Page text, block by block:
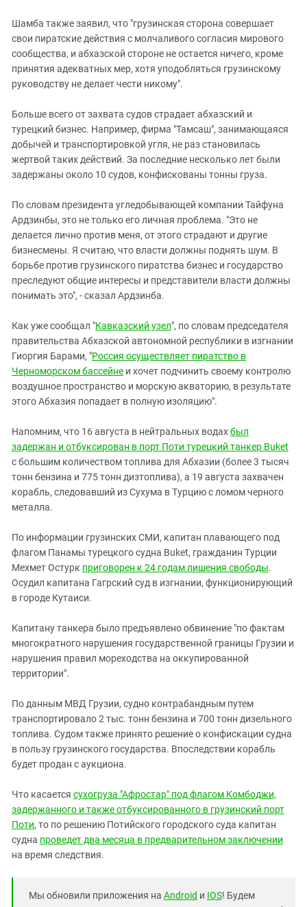
Шамба также заявил, что "грузинская сторона совершает
свои пиратские действия с молчаливого согласия мирового
сообщества, и абхазской стороне не остается ничего, кроме
принятия адекватных мер, хотя уподобляться грузинскому
руководству не делает чести никому".
Больше всего от захвата судов страдает абхазский и
турецкий бизнес. Например, фирма "Тамсаш", занимающаяся
добычей и транспортировкой угля, не раз становилась
жертвой таких действий. За последние несколько лет были
задержаны около 10 судов, конфискованы тонны груза.
По словам президента угледобывающей компании Тайфуна
Ардзинбы, это не только его личная проблема. "Это не
делается лично против меня, от этого страдают и другие
бизнесмены. Я считаю, что власти должны поднять шум. В
борьбе против грузинского пиратства бизнес и государство
преследуют общие интересы и представители власти должны
понимать это", - сказал Ардзинба.
Как уже сообщал "Кавказский узел", по словам председателя
правительства Абхазской автономной республики в изгнании
Гиоргия Барами, "Россия осуществляет пиратство в
Черноморском бассейне и хочет подчинить своему контролю
воздушное пространство и морскую акваторию, в результате
этого Абхазия попадает в полную изоляцию".
Напомним, что 16 августа в нейтральных водахбыл
задержан и отбуксирован в порт Поти турецкий танкер Buket
с большим количеством топлива для Абхазии (более 3 тысяч
тонн бензина и 775 тонн дизтоплива), а 19 августа захвачен
корабль, следовавший из Сухума в Турцию с ломом черного
металла.
По информации грузинских СМИ, капитан плавающего под
флагом Панамы турецкого судна Buket, гражданин Турции
Мехмет Остурк приговорен к 24 годам лишения свободы.
Осудил капитана Гагрский суд в изгнании, функционирующий
в городе Кутаиси.
Капитану танкера было предъявлено обвинение "по фактам
многократного нарушения государственной границы Грузии и
нарушения правил мореходства на оккупированной
территории".
По данным МВД Грузии, судно контрабандным путем
транспортировало 2 тыс. тонн бензина и 700 тонн дизельного
топлива. Судом также принято решение о конфискации судна
в пользу грузинского государства. Впоследствии корабль
будет продан с аукциона.
Что касается сухогруза "Афростар" под флагом Комбоджи,
задержанного и также отбуксированного в грузинский порт
Поти, то по решению Потийского городского суда капитан
судна проведет два месяца в предварительном заключении
на время следствия.
Мы обновили приложения на Android и IOS! Будем